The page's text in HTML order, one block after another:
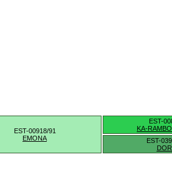
EST-00918/91
EMONA
EST-
KA-
EST-